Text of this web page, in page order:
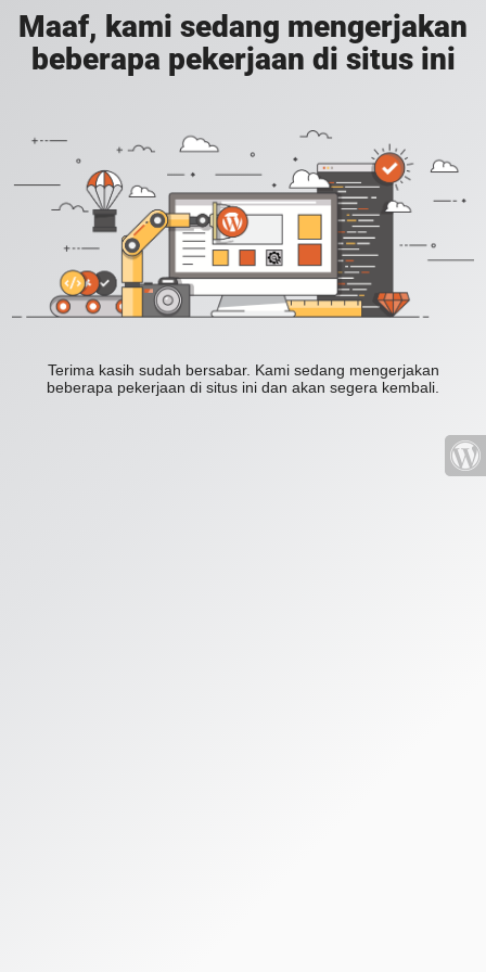
Maaf, kami sedang mengerjakan
beberapa pekerjaan di situs ini
Terima kasih sudah bersabar. Kami sedang mengerjakan
beberapa pekerjaan di situs ini dan akan segera kembali.